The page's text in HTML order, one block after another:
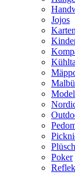
Jojos
Poker